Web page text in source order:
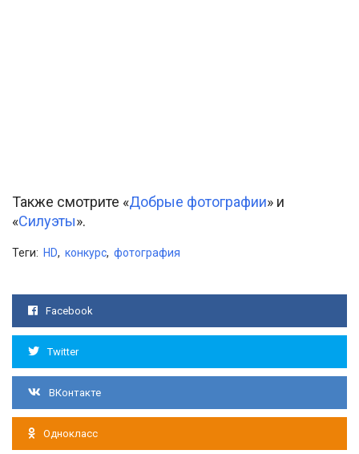
Также смотрите «Добрые фотографии» и
«Силуэты».
Теги: HD, конкурс, фотография
Facebook
Twitter
ВКонтакте
Однокласс